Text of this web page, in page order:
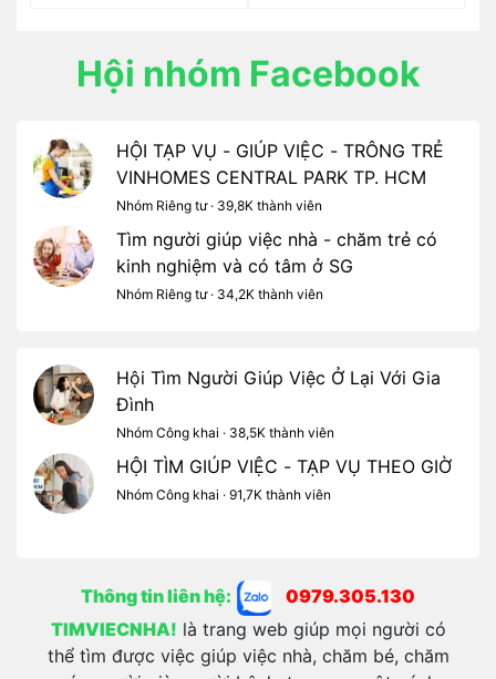
Hội nhóm Facebook
HỘI TẠP VỤ - GIÚP VIỆC - TRÔNG TRẺ
VINHOMES CENTRAL PARK TP. HCM
Nhóm Riêng tư · 39,8K thành viên
Tìm người giúp việc nhà - chăm trẻ có
kinh nghiệm và có tâm ở SG
Nhóm Riêng tư · 34,2K thành viên
Hội Tìm Người Giúp Việc Ở Lại Với Gia
Đình
Nhóm Công khai · 38,5K thành viên
HỘI TÌM GIÚP VIỆC - TẠP VỤ THEO GIỜ
Nhóm Công khai · 91,7K thành viên
Thông tin liên hệ:
0979.305.130
TIMVIECNHA! là trang web giúp mọi người có
thể tìm được việc giúp việc nhà, chăm bé, chăm